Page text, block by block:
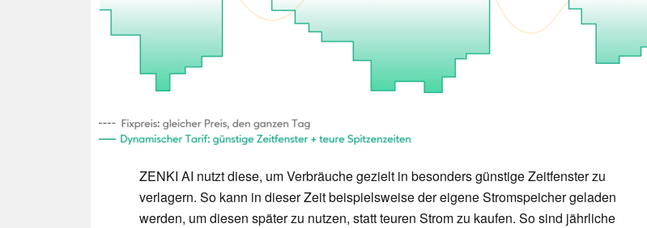
ZENKI AI nutzt diese, um Verbräuche gezielt in besonders günstige Zeitfenster zu
verlagern. So kann in dieser Zeit beispielsweise der eigene Stromspeicher geladen
werden, um diesen später zu nutzen, statt teuren Strom zu kaufen. So sind jährliche